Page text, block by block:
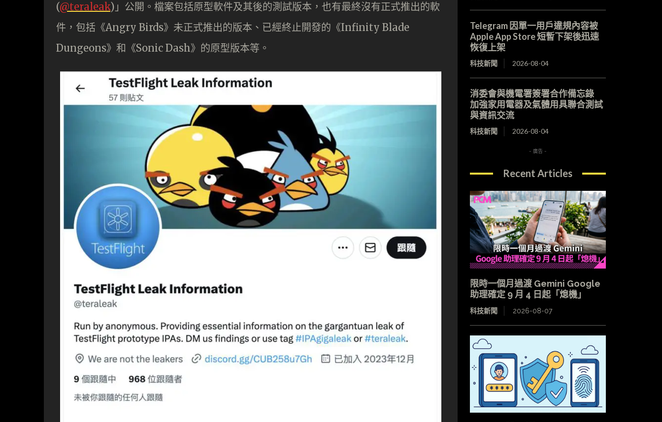
(@teraleak)」公開。檔案包括原型軟件及其後的測試版本，也有最終沒有正式推出的軟
件，包括《Angry Birds》未正式推出的版本、已經終止開發的《Infinity Blade
Dungeons》和《Sonic Dash》的原型版本等。
Telegram 因單一用戶違規內容被
Apple App Store 短暫下架後迅速
恢復上架
科技新聞 2026-08-04
消委會與機電署簽署合作備忘錄
加強家用電器及氣體用具聯合測試
與資訊交流
科技新聞 2026-08-04
- 廣告 -
Recent Articles
限時一個月過渡 Gemini Google
助理確定 9 月 4 日起「熄機」
科技新聞 2026-08-07